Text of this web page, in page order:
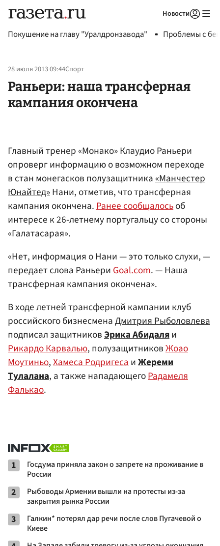
Новости
Покушение на главу "Уралдронзавода" Проблемы с
28 июля 2013 09:44Спорт
Раньери: наша трансферная
кампания окончена
Главный тренер «Монако» Клаудио Раньери
опроверг информацию о возможном переходе
в стан монегасков полузащитника«Манчестер
Юнайтед»Нани, отметив, что трансферная
кампания окончена.Ранее сообщалосьоб
интересе к 26-летнему португальцу со стороны
«Галатасарая».
«Нет, информация о Нани — это только слухи, —
передает слова РаньериGoal.com. — Наша
трансферная кампания окончена».
В ходе летней трансферной кампании клуб
российского бизнесменаДмитрия Рыболовлева
подписал защитниковЭрика Абидаляи
Рикардо Карвалью, полузащитниковЖоао
Моутиньо,Хамеса РодригесаиЖереми
Тулалана, а также нападающегоРадамеля
Фалькао.
1
Госдума приняла закон о запрете на проживание в
России
2
Рыбоводы Армении вышли на протесты из-за
закрытия рынка России
3
Галкин* потерял дар речи после слов Пугачевой о
Киеве